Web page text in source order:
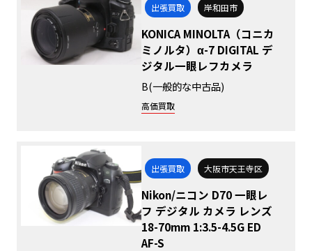
出張買取 岸和田市
KONICA MINOLTA（コニカ
ミノルタ）α-7 DIGITAL デ
ジタル一眼レフカメラ
B(一般的な中古品)
高価買取
出張買取 大阪市天王寺区
Nikon/ニコン D70 一眼レ
フ デジタル カメラ レンズ
18-70mm 1:3.5-4.5G ED
AF-S